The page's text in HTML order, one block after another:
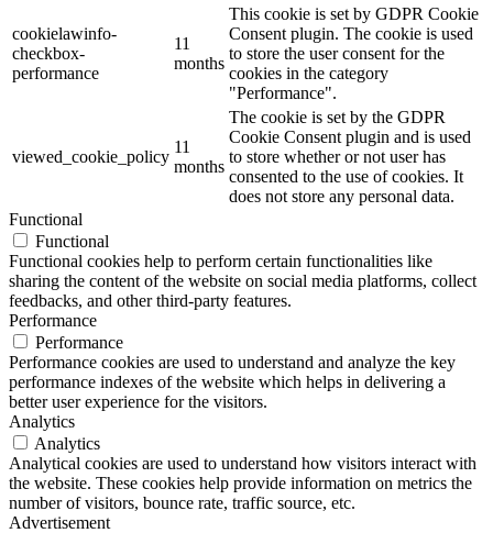
cookielawinfo-
checkbox-
performance
11
months
This cookie is set by GDPR Cookie
Consent plugin. The cookie is used
to store the user consent for the
cookies in the category
"Performance".
viewed_cookie_policy
11
months
The cookie is set by the GDPR
Cookie Consent plugin and is used
to store whether or not user has
consented to the use of cookies. It
does not store any personal data.
Functional
Functional
Functional cookies help to perform certain functionalities like
sharing the content of the website on social media platforms, collect
feedbacks, and other third-party features.
Performance
Performance
Performance cookies are used to understand and analyze the key
performance indexes of the website which helps in delivering a
better user experience for the visitors.
Analytics
Analytics
Analytical cookies are used to understand how visitors interact with
the website. These cookies help provide information on metrics the
number of visitors, bounce rate, traffic source, etc.
Advertisement